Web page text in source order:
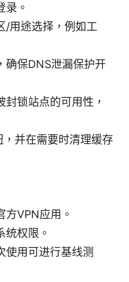
录。
/用途选择，例如工
确保DNS泄漏保护开
锁站点的可用性，
，并在需要时清理缓存
方VPN应用。
统权限。
使用可进行基线测